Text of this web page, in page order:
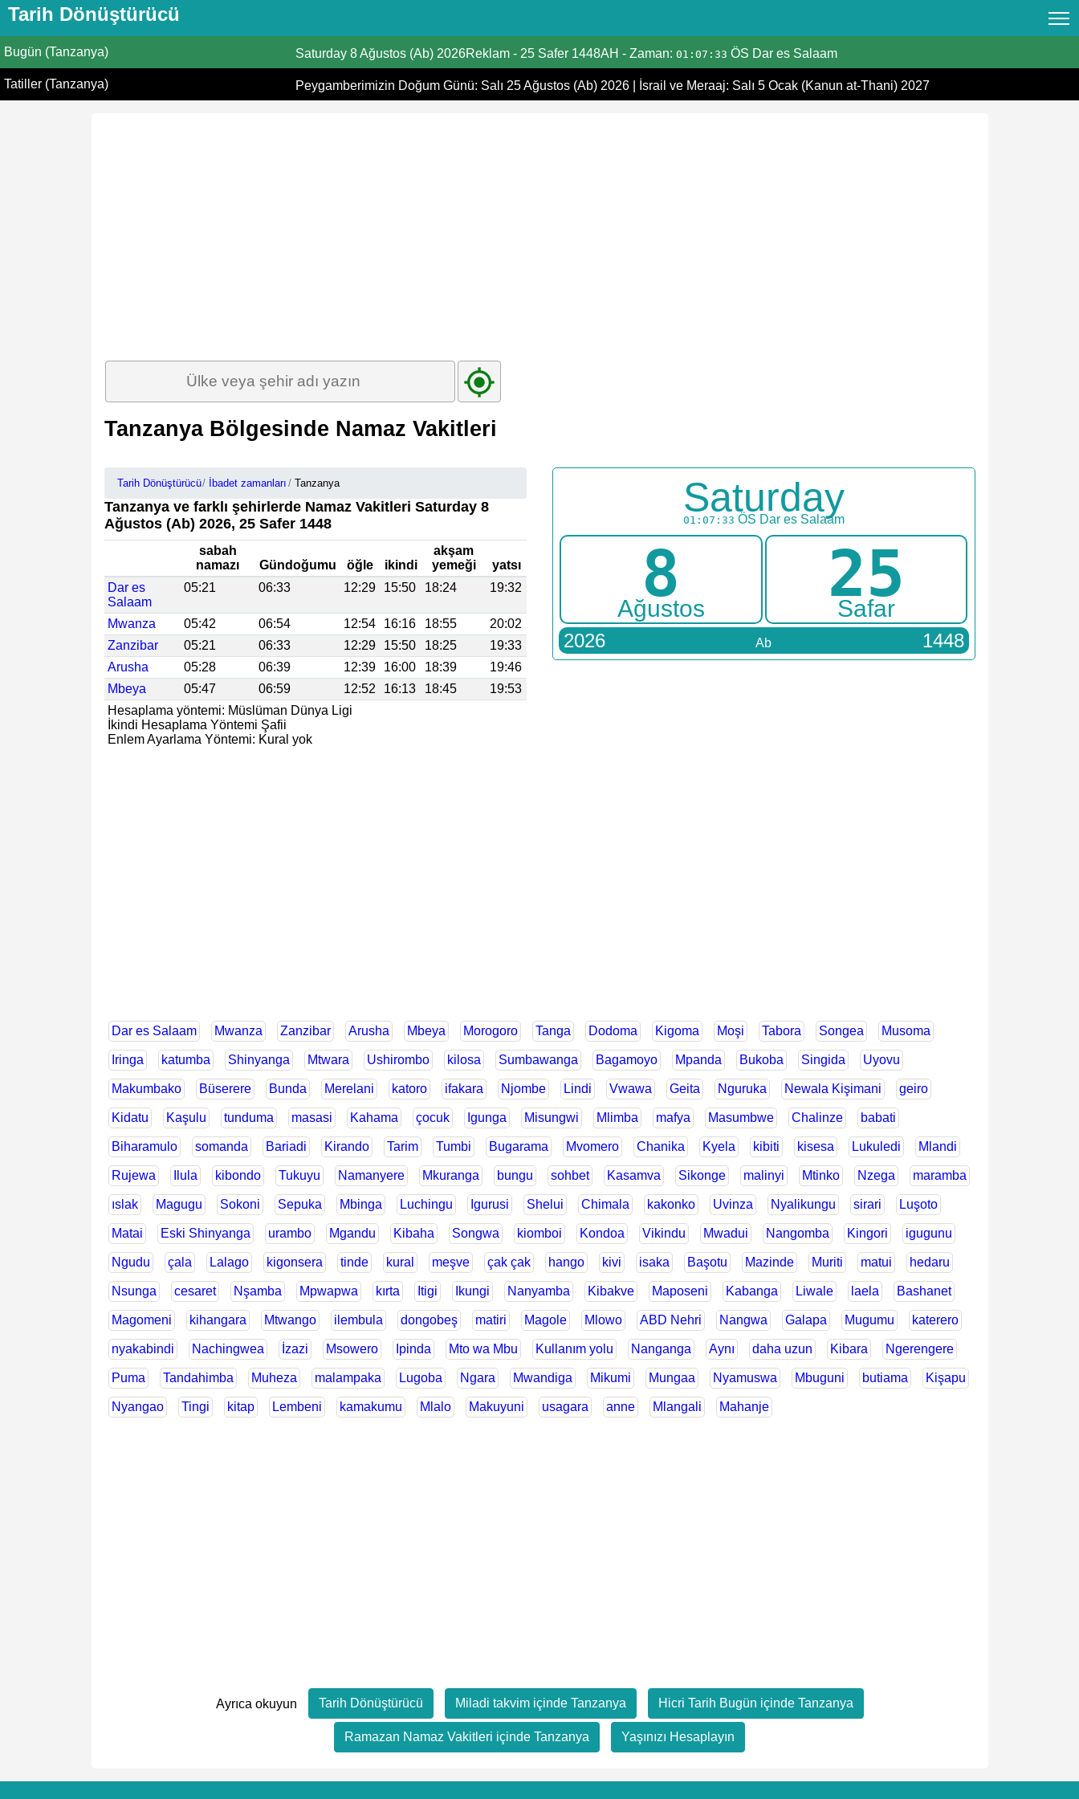
Tarih Dönüştürücü
Tarih Dönüştürücü
Hicri Takvim
Bugün (Tanzanya) Saturday 8 Ağustos (Ab) 2026Reklam- 25 Safer 1448AH - Zaman: 01:07:33 ÖS Dar es Salaam
Tatiller (Tanzanya) Peygamberimizin Doğum Günü: Salı 25 Ağustos (Ab) 2026 İsrail ve Meraaj: Salı 5 Ocak (Kanun at-Thani) 2027
Tanzanya Bölgesinde Namaz Vakitleri
Tarih Dönüştürücü İbadet zamanları Tanzanya
Tanzanya ve farklı şehirlerde Namaz Vakitleri Saturday 8
Ağustos (Ab) 2026, 25 Safer 1448
sabah
namazı
Gündoğumu öğle ikindi
akşam
yemeği
yatsı
Dar es
Salaam
05:21 06:33 12:29 15:50 18:24 19:32
Mwanza 05:42 06:54 12:54 16:16 18:55
20:02
Zanzibar
05:21 06:33 12:29 15:50 18:25
19:33
Arusha
05:28 06:39 12:39 16:00 18:39
19:46
Mbeya
05:47 06:59 12:52 16:13 18:45
19:53
Hesaplama yöntemi: Müslüman Dünya Ligi
İkindi Hesaplama Yöntemi Şafii
Enlem Ayarlama Yöntemi: Kural yok
Saturday
01:07:33 ÖS Dar es Salaam
8
Ağustos 25
Safar
2026 Ab 1448
Dar es Salaam Mwanza Zanzibar Arusha Mbeya Morogoro Tanga Dodoma Kigoma Moşi Tabora Songea Musoma
Iringa katumba Shinyanga Mtwara Ushirombo kilosa Sumbawanga Bagamoyo Mpanda Bukoba Singida Uyovu
Makumbako Büserere Bunda Merelani katoro ifakara Njombe Lindi Vwawa Geita Nguruka Newala Kişimani geiro
Kidatu Kaşulu tunduma masasi Kahama çocuk Igunga Misungwi Mlimba mafya Masumbwe Chalinze babati
Biharamulo somanda Bariadi Kirando Tarim Tumbi Bugarama Mvomero Chanika Kyela kibiti kisesa Lukuledi Mlandi
Rujewa Ilula kibondo Tukuyu Namanyere Mkuranga bungu sohbet Kasamva Sikonge malinyi Mtinko Nzega maramba
ıslak Magugu Sokoni Sepuka Mbinga Luchingu Igurusi Shelui Chimala kakonko Uvinza Nyalikungu sirari Luşoto
Matai Eski Shinyanga urambo Mgandu Kibaha Songwa kiomboi Kondoa Vikindu Mwadui Nangomba Kingori igugunu
Ngudu çala Lalago kigonsera tinde kural meşve çak çak hango kivi isaka Başotu Mazinde Muriti matui hedaru
Nsunga cesaret Nşamba Mpwapwa kırta Itigi Ikungi Nanyamba Kibakve Maposeni Kabanga Liwale laela Bashanet
Magomeni kihangara Mtwango ilembula dongobeş matiri Magole Mlowo ABD Nehri Nangwa Galapa Mugumu katerero
nyakabindi Nachingwea İzazi Msowero Ipinda Mto wa Mbu Kullanım yolu Nanganga Aynı daha uzun Kibara Ngerengere
Puma Tandahimba Muheza malampaka Lugoba Ngara Mwandiga Mikumi Mungaa Nyamuswa Mbuguni butiama Kişapu
Nyangao Tingi kitap Lembeni kamakumu Mlalo Makuyuni usagara anne Mlangali Mahanje
Ayrıca okuyun Tarih Dönüştürücü Miladi takvim içinde Tanzanya Hicri Tarih Bugün içinde Tanzanya
Ramazan Namaz Vakitleri içinde Tanzanya Yaşınızı Hesaplayın